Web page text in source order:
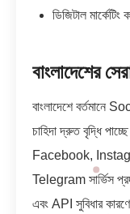
ডিজিটাল
বাংলাদেশের
বাংলাদেশে
চাহিদা দ্রুত বৃদ্ধি
Facebook,
Telegram সার্ভিস
এবং API সুবিধার